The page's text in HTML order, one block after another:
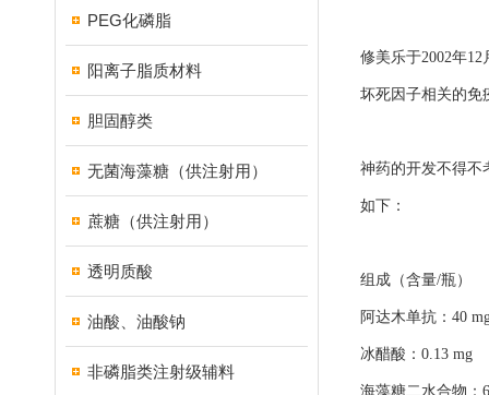
PEG化磷脂
阳离子脂质材料
胆固醇类
无菌海藻糖（供注射用）
蔗糖（供注射用）
透明质酸
油酸、油酸钠
非磷脂类注射级辅料
修美乐于2002年
坏死因子相关的免
神药的开发不得不
如下：
组成（含量/瓶）
阿达木单抗：40
冰醋酸：0.13 mg
海藻糖二水合物：